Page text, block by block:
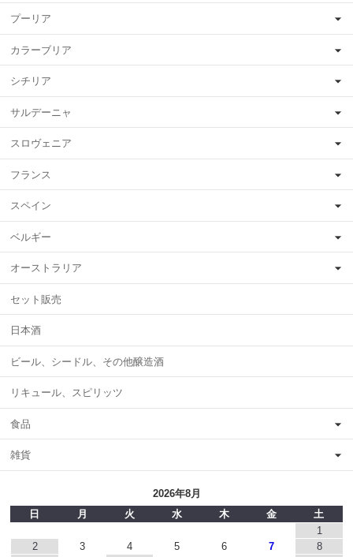
プーリア
カラーブリア
シチリア
サルデーニャ
スロヴェニア
フランス
スペイン
ベルギー
オーストラリア
セット販売
日本酒
ビール、シードル、その他醸造酒
リキュール、スピリッツ
食品
雑貨
2026年8月
日
月 火 水 木 金
土
1
2
3 4 5 6 7
8